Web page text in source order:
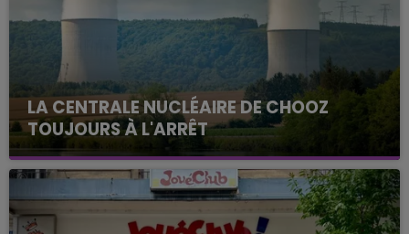
LA CENTRALE NUCLÉAIRE DE CHOOZ
TOUJOURS À L'ARRÊT
Cela fait déjà une semaine que la centrale
nucléaire ardennaise est à l'arrêt. Une situation
justifiée par la sécheresse intense qui est toujours
présente.